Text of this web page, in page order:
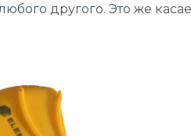
другого. Это же